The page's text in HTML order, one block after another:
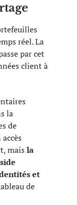
réel. La
par cet
client à
la
de
mais la
et
de